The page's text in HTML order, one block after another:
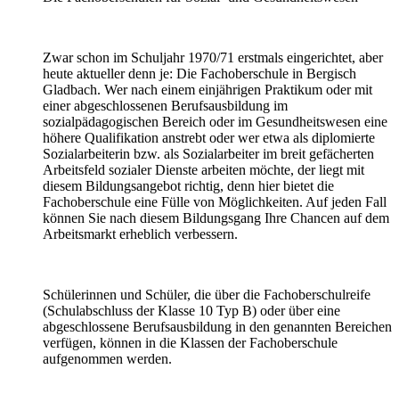
Zwar schon im Schuljahr 1970/71 erstmals eingerichtet, aber
heute aktueller denn je: Die Fachoberschule in Bergisch
Gladbach. Wer nach einem einjährigen Praktikum oder mit
einer abgeschlossenen Berufsausbildung im
sozialpädagogischen Bereich oder im Gesundheitswesen eine
höhere Qualifikation anstrebt oder wer etwa als diplomierte
Sozialarbeiterin bzw. als Sozialarbeiter im breit gefächerten
Arbeitsfeld sozialer Dienste arbeiten möchte, der liegt mit
diesem Bildungsangebot richtig, denn hier bietet die
Fachoberschule eine Fülle von Möglichkeiten. Auf jeden Fall
können Sie nach diesem Bildungsgang Ihre Chancen auf dem
Arbeitsmarkt erheblich verbessern.
Schülerinnen und Schüler, die über die Fachoberschulreife
(Schulabschluss der Klasse 10 Typ B) oder über eine
abgeschlossene Berufsausbildung in den genannten Bereichen
verfügen, können in die Klassen der Fachoberschule
aufgenommen werden.